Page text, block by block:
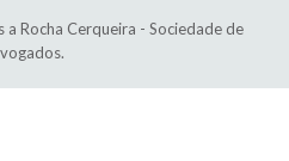
Rocha Cerqueira - Sociedade de